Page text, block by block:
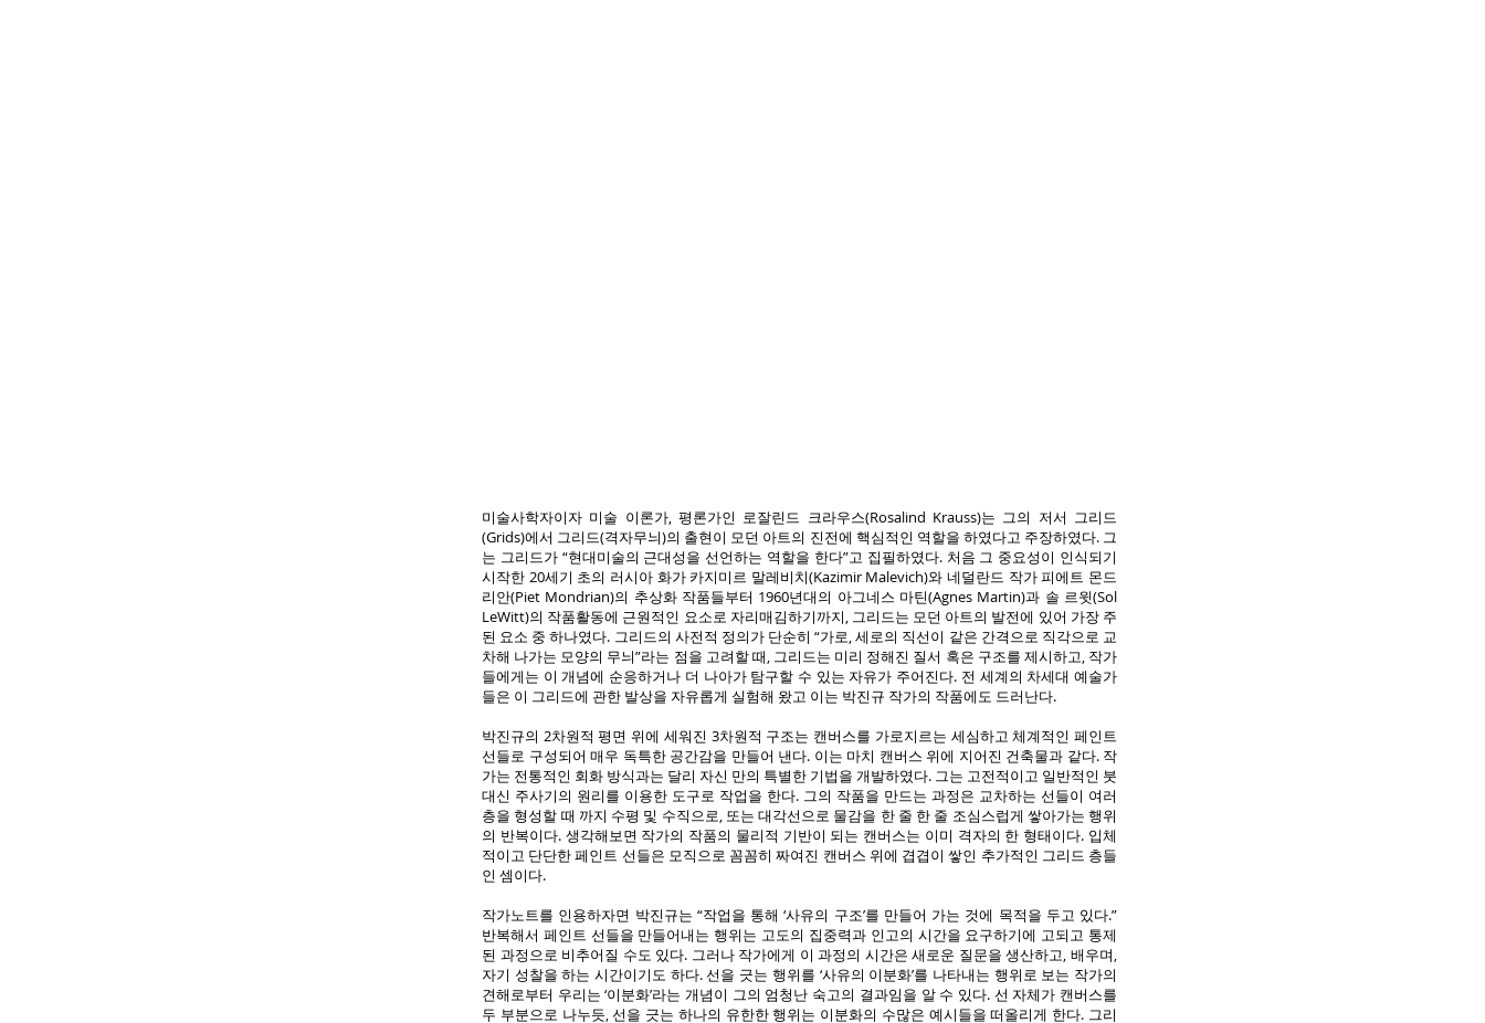
미술사학자이자 미술 이론가, 평론가인 로잘린드 크라우스(Rosalind Krauss)는 그의 저서 그리드
(Grids)에서 그리드(격자무늬)의 출현이 모던 아트의 진전에 핵심적인 역할을 하였다고 주장하였다. 그
는 그리드가 “현대미술의 근대성을 선언하는 역할을 한다”고 집필하였다. 처음 그 중요성이 인식되기
시작한 20세기 초의 러시아 화가 카지미르 말레비치(Kazimir Malevich)와 네덜란드 작가 피에트 몬드
리안(Piet Mondrian)의 추상화 작품들부터 1960년대의 아그네스 마틴(Agnes Martin)과 솔 르윗(Sol
LeWitt)의 작품활동에 근원적인 요소로 자리매김하기까지, 그리드는 모던 아트의 발전에 있어 가장 주
된 요소 중 하나였다. 그리드의 사전적 정의가 단순히 “가로, 세로의 직선이 같은 간격으로 직각으로 교
차해 나가는 모양의 무늬”라는 점을 고려할 때, 그리드는 미리 정해진 질서 혹은 구조를 제시하고, 작가
들에게는 이 개념에 순응하거나 더 나아가 탐구할 수 있는 자유가 주어진다. 전 세계의 차세대 예술가
들은 이 그리드에 관한 발상을 자유롭게 실험해 왔고 이는 박진규 작가의 작품에도 드러난다.
박진규의 2차원적 평면 위에 세워진 3차원적 구조는 캔버스를 가로지르는 세심하고 체계적인 페인트
선들로 구성되어 매우 독특한 공간감을 만들어 낸다. 이는 마치 캔버스 위에 지어진 건축물과 같다. 작
가는 전통적인 회화 방식과는 달리 자신 만의 특별한 기법을 개발하였다. 그는 고전적이고 일반적인 붓
대신 주사기의 원리를 이용한 도구로 작업을 한다. 그의 작품을 만드는 과정은 교차하는 선들이 여러
층을 형성할 때 까지 수평 및 수직으로, 또는 대각선으로 물감을 한 줄 한 줄 조심스럽게 쌓아가는 행위
의 반복이다. 생각해보면 작가의 작품의 물리적 기반이 되는 캔버스는 이미 격자의 한 형태이다. 입체
적이고 단단한 페인트 선들은 모직으로 꼼꼼히 짜여진 캔버스 위에 겹겹이 쌓인 추가적인 그리드 층들
인 셈이다.
작가노트를 인용하자면 박진규는 “작업을 통해 ‘사유의 구조’를 만들어 가는 것에 목적을 두고 있다.”
반복해서 페인트 선들을 만들어내는 행위는 고도의 집중력과 인고의 시간을 요구하기에 고되고 통제
된 과정으로 비추어질 수도 있다. 그러나 작가에게 이 과정의 시간은 새로운 질문을 생산하고, 배우며,
자기 성찰을 하는 시간이기도 하다. 선을 긋는 행위를 ‘사유의 이분화’를 나타내는 행위로 보는 작가의
견해로부터 우리는 ‘이분화’라는 개념이 그의 엄청난 숙고의 결과임을 알 수 있다. 선 자체가 캔버스를
두 부분으로 나누듯, 선을 긋는 하나의 유한한 행위는 이분화의 수많은 예시들을 떠올리게 한다. 그리